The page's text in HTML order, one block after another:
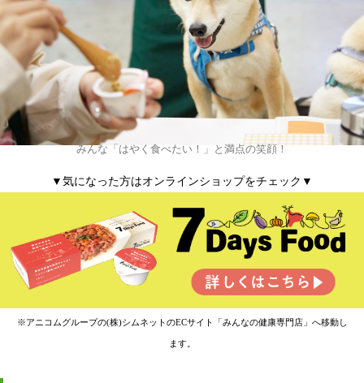
みんな「はやく食べたい！」と満点の笑顔！
▼気になった方はオンラインショップをチェック▼
※アニコムグループの(株)シムネットのECサイト「みんなの健康専門店」へ移動し
ます。